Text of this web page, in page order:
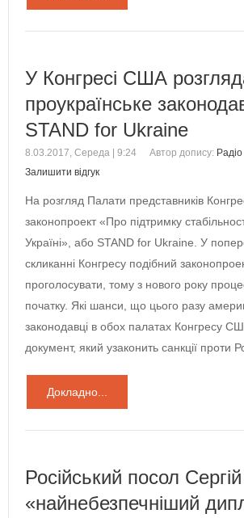
У Конгресі США
проукраїнське
STAND for Ukraine
8.03.2017, Середа | 9:24 Автор допису:
Залишити відгук
На розгляд Палати представників
законопроект «Про підтримку
Україні», або STAND for Ukraine. У
скликанні Конгресу подібний
проголосувати, тому з нового року
початку. Які шанси, що цього разу
законодавці в обох палатах Конгресу
документ, який узаконить санкції проти
Докладно...
Російський посол
«найнебезпечніший